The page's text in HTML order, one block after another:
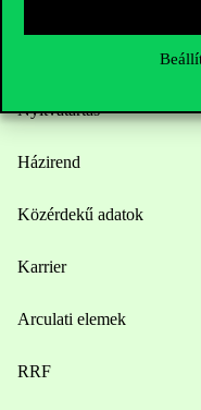
Nyitvatartás
Házirend
Közérdekű adatok
Karrier
Arculati elemek
RRF